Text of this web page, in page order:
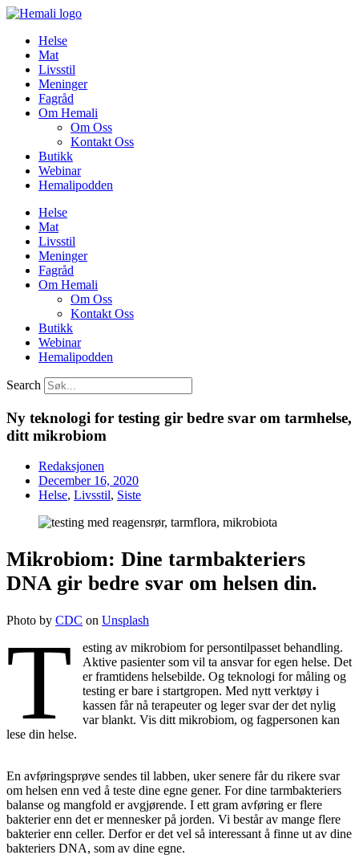
Skip
contentHelse
Mat
Livsstil
Meninger
Fagråd
Om Hemali
Om Oss
Kontakt Oss
Butikk
Webinar
Hemalipodden
Helse
Mat
Livsstil
Meninger
Fagråd
Om Hemali
Om Oss
Kontakt Oss
Butikk
Webinar
Hemalipodden
Search
Ny teknologi for testing gir bedre svar om tarmhelse,
ditt mikrobiom
Redaksjonen
December 16, 2020
Helse, Livsstil, Siste
Mikrobiom: Dine tarmbakteriers
DNA gir bedre svar om helsen din.
Photo by CDC on Unsplash
T
esting av mikrobiom for persontilpasset behandling.
Aktive pasienter som vil ta ansvar for egen helse. Det
er framtidens helsebilde. Og teknologi for måling og
testing er bare i startgropen. Med nytt verktøy i
kassen får nå terapeuter og leger svar der det nylig
var blankt. Vis ditt mikrobiom, og fagpersonen kan
lese din helse.
En avføringsprøve sendes til labben, uker senere får du rikere svar
om helsen enn ved å teste dine egne gener. For dine tarmbakteriers
balanse og mangfold er avgjørende. I ett gram avføring er flere
bakterier enn det er mennesker på jorden. Vi består av mange flere
bakterier enn celler. Derfor er det vel så interessant å finne ut av dine
bakteriers DNA, som av dine egne.